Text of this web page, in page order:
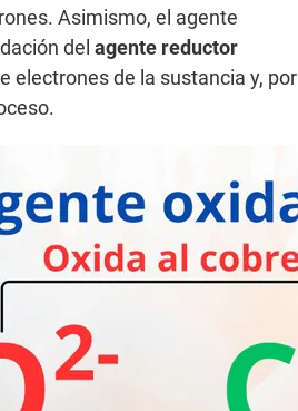
Asimismo, el agente
del agente reductor
electrones de la sustancia y, por